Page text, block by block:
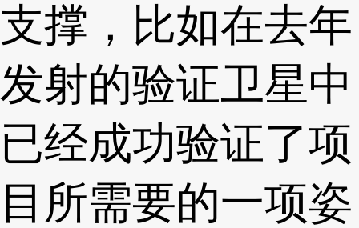
支撑，比如在去年
发射的验证卫星中
已经成功验证了项
目所需要的一项姿